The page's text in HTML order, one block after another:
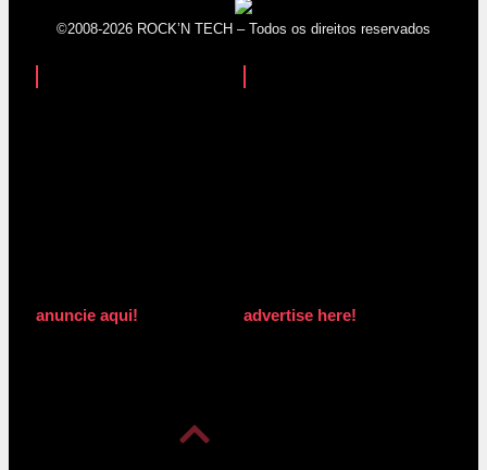
©2008-2026 ROCK’N TECH – Todos os direitos reservados
anuncie aqui! advertise here!